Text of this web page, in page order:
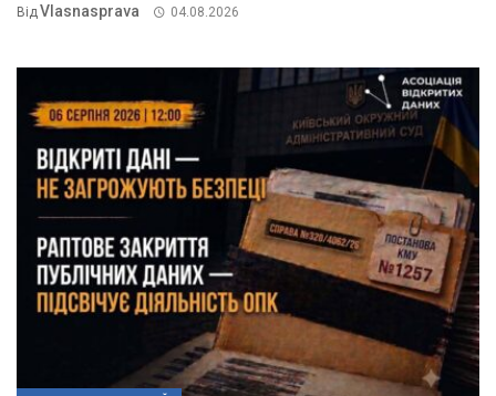
ВідVlasnasprava 04.08.2026